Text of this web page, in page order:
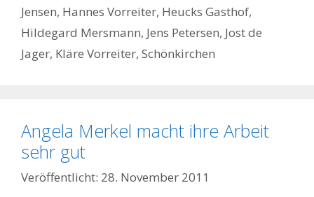
Jensen, Hannes Vorreiter, Heucks Gasthof,
Hildegard Mersmann, Jens Petersen, Jost de
Jager, Kläre Vorreiter, Schönkirchen
Angela Merkel macht ihre Arbeit
sehr gut
28. November 2011